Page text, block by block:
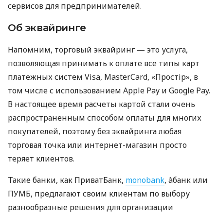
сервисов для предпринимателей.
Об эквайринге
Напомним, торговый эквайринг — это услуга,
позволяющая принимать к оплате все типы карт
платежных систем Visa, MasterCard, «Простір», в
том числе с использованием Apple Pay и Google Pay.
В настоящее время расчеты картой стали очень
распространенным способом оплаты для многих
покупателей, поэтому без эквайринга любая
торговая точка или интернет-магазин просто
теряет клиентов.
Такие банки, как ПриватБанк, monobank, àбанк или
ПУМБ, предлагают своим клиентам по выбору
разнообразные решения для организации